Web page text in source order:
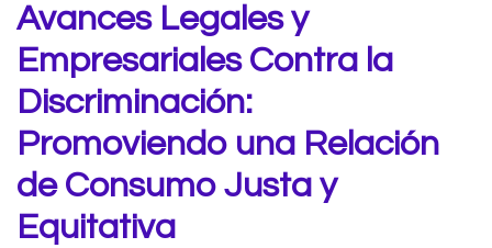
Avances Legales y
Empresariales Contra la
Discriminación:
Promoviendo una Relación
de Consumo Justa y
Equitativa